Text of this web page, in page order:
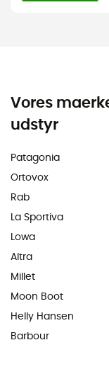
Vores
udstyr
Patagonia
Ortovox
Rab
La Sportiva
Lowa
Altra
Millet
Moon Boot
Helly Hansen
Barbour